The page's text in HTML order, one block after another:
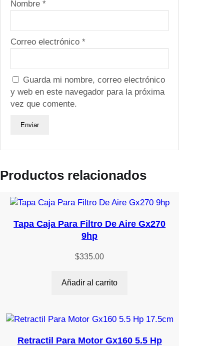
Nombre *
Correo electrónico *
Guarda mi nombre, correo electrónico
y web en este navegador para la próxima
vez que comente.
Productos relacionados
Tapa Caja Para Filtro De Aire Gx270
9hp
$335.00
Añadir al carrito
Retractil Para Motor Gx160 5.5 Hp